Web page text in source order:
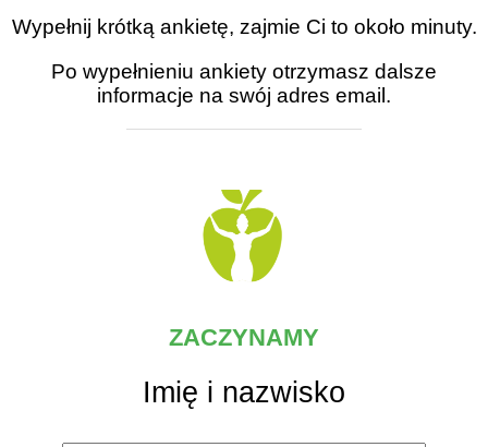
Wypełnij krótką ankietę, zajmie Ci to około minuty.
Po wypełnieniu ankiety otrzymasz dalsze
informacje na swój adres email.
ZACZYNAMY
Imię i nazwisko